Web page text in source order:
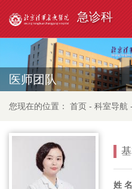
急诊科
医师团队
您现在的位置： 首页 - 科室导航 -
姓